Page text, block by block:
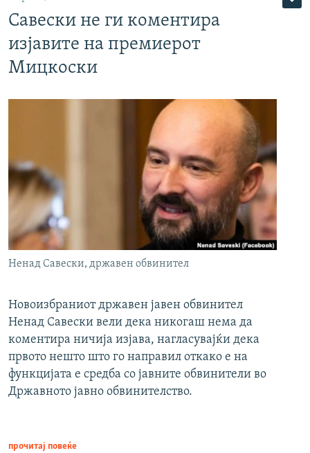
Савески не ги коментира
изјавите на премиерот
Мицкоски
Ненад Савески, државен обвинител
Новоизбраниот државен јавен обвинител
Ненад Савески вели дека никогаш нема да
коментира ничија изјава, нагласувајќи дека
првото нешто што го направил откако е на
функцијата е средба со јавните обвинители во
Државното јавно обвинителство.
прочитај повеќе